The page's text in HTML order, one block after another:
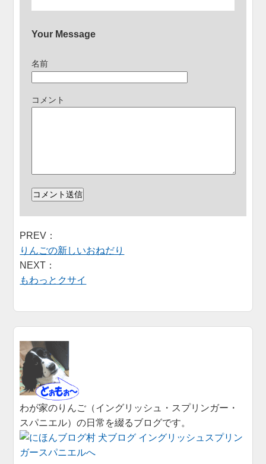
Your Message
名前
コメント
PREV：
りんごの新しいおねだり
NEXT：
もわっとクサイ
わが家のりんご（イングリッシュ・スプリンガー・
スパニエル）の日常を綴るブログです。